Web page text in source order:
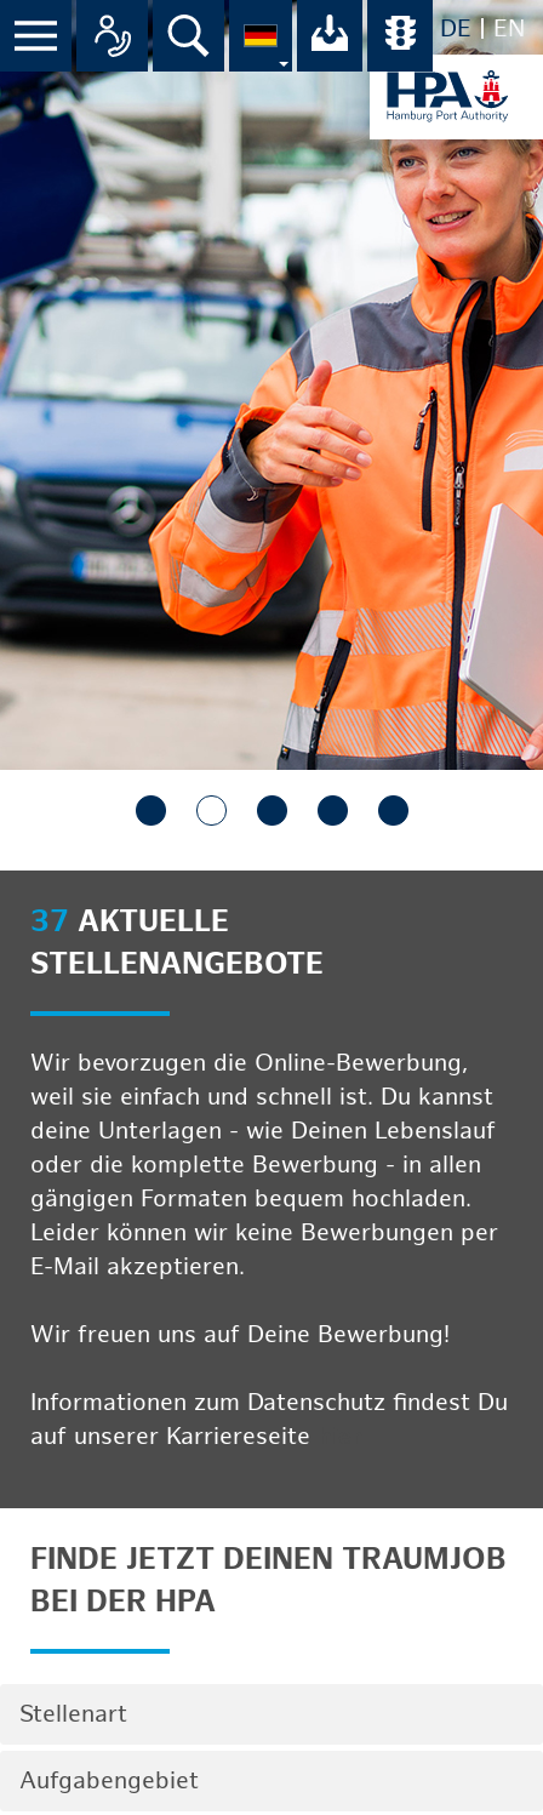
DE EN
Suche Ihr Download-
37 AKTUELLE
STELLENANGEBOTE
Wir bevorzugen die Online-Bewerbung,
weil sie einfach und schnell ist. Du kannst
deine Unterlagen - wie Deinen Lebenslauf
oder die komplette Bewerbung - in allen
gängigen Formaten bequem hochladen.
Leider können wir keine Bewerbungen per
E-Mail akzeptieren.
Wir freuen uns auf Deine Bewerbung!
Informationen zum Datenschutz findest Du
auf unserer Karriereseite
FINDE JETZT DEINEN TRAUMJOB
BEI DER HPA
Stellenart
Aufgabengebiet